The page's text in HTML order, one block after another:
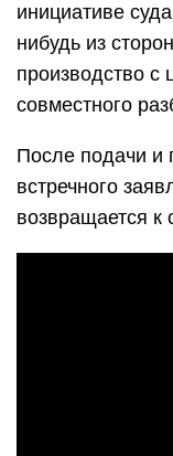
инициативе
нибудь из
производство с
совместного
После подачи и
встречного
возвращается к